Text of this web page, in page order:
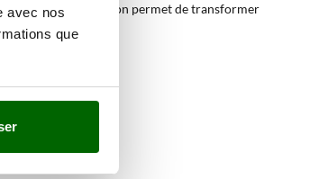
avec nos
que
Cette configuration permet de transformer